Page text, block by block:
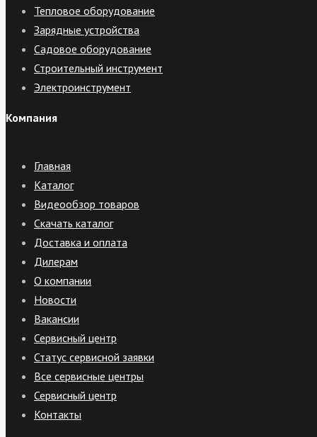
Тепловое оборудование
Зарядные устройства
Садовое оборудование
Строительный инструмент
Электроинструмент
Компания
Главная
Каталог
Видеообзор товаров
Скачать каталог
Доставка и оплата
Дилерам
О компании
Новости
Вакансии
Сервисный центр
Статус сервисной заявки
Все сервисные центры
Сервисный центр
Контакты